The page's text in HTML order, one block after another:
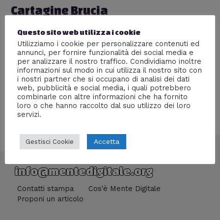
Cartagine Brucia
Carbone
Ascolta le ultime e strazianti litanie della Caduta di
Cartagine
info@mentedigitale.org
Contatti stampa
Cos'è Mente Digitale
Proponi un articolo
Questo sito web utilizza i cookie
Utilizziamo i cookie per personalizzare contenuti ed
annunci, per fornire funzionalità dei social media e
per analizzare il nostro traffico. Condividiamo inoltre
informazioni sul modo in cui utilizza il nostro sito con
i nostri partner che si occupano di analisi dei dati
web, pubblicità e social media, i quali potrebbero
combinarle con altre informazioni che ha fornito
loro o che hanno raccolto dal suo utilizzo dei loro
servizi.
Gestisci Cookie Accetta